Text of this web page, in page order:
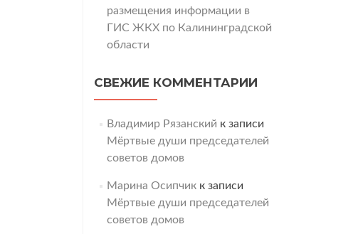
размещения информации в
ГИС ЖКХ по Калининградской
области
СВЕЖИЕ КОММЕНТАРИИ
Владимир Рязанский к записи
Мёртвые души председателей
советов домов
Марина Осипчикк записи
Мёртвые души председателей
советов домов